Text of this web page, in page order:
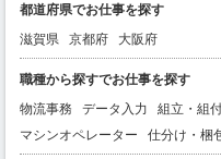
都道府県でお仕事を探す
滋賀県
京都府 大阪府
職種から探すでお仕事を探す
物流事務
データ入力 組立・組
マシンオペレーター
仕分け・梱